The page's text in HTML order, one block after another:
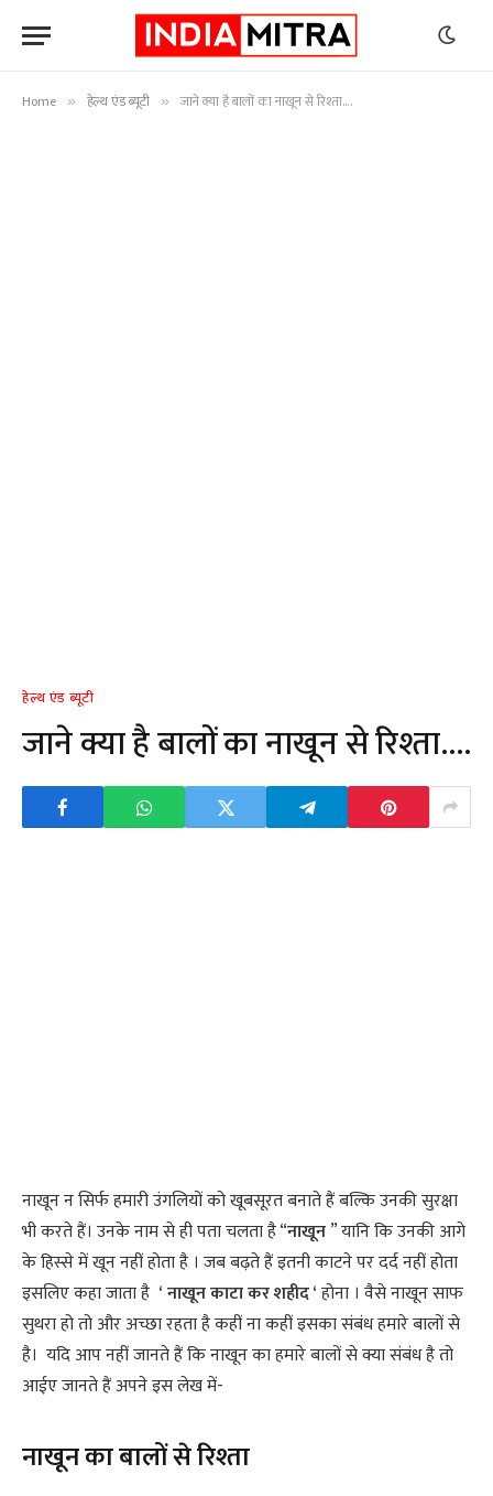
Home » हेल्थ एंड ब्यूटी » जाने क्या है बालों का नाखून से रिश्ता….
हेल्थ एंड ब्यूटी
जाने क्या है बालों का नाखून से रिश्ता….
नाखून न सिर्फ हमारी उंगलियों को खूबसूरत बनाते हैं बल्कि उनकी सुरक्षा
भी करते हैं। उनके नाम से ही पता चलता है “नाखून” यानि कि उनकी आगे
के हिस्से में खून नहीं होता है । जब बढ़ते हैं इतनी काटने पर दर्द नहीं होता
इसलिए कहा जाता है ‘ नाखून काटा कर शहीद ‘होना । वैसे नाखून साफ
सुथरा हो तो और अच्छा रहता है कहीं ना कहीं इसका संबंध हमारे बालों से
है। यदि आप नहीं जानते हैं कि नाखून का हमारे बालों से क्या संबंध है तो
आईए जानते हैं अपने इस लेख में-
नाखून का बालों से रिश्ता